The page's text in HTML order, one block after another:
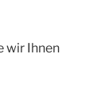
wir Ihnen